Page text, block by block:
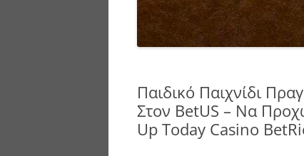
Παιδικό Παιχνίδι
Στον BetUS – Να
Up Today Casino